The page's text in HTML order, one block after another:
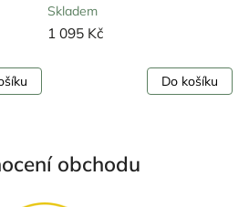
Skladem
1 095 Kč
Do košíku
obchodu